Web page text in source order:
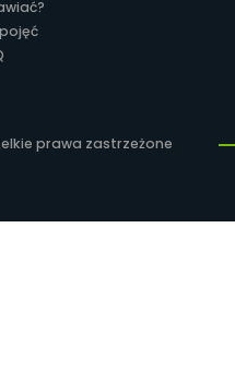
prawa zastrzeżone